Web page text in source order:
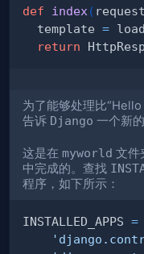
def index ( request
  template
=
return
为了能够处理比
告诉 Django 一个新
这是在 myworld 文件
中完成的。查找
程序，如下所示：
INSTALLED_APPS =